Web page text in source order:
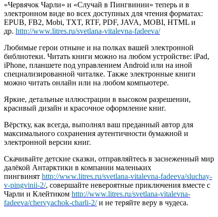
«Червячок Чарли» и «Случай в Пингвинии» теперь и в
электронном виде во всех доступных для чтения форматах:
EPUB, FB2, Mobi, TXT, RTF, PDF, JAVA, MOBI, HTML и
др. http://www.litres.ru/svetlana-vitalevna-fadeeva/
Любимые герои отныне и на полках вашей электронной
библиотеки. Читать книги можно на любом устройстве: iPad,
iPhone, планшете под управлением Android или на иной
специализированной читалке. Также электронные книги
можно читать онлайн или на любом компьютере.
Яркие, детальные иллюстрации в высоком разрешении,
красивый дизайн и красочное оформление книг.
Вёрстку, как всегда, выполнял ваш преданный автор для
максимального сохранения аутентичности бумажной и
электронной версии книг.
Скачивайте детские сказки, отправляйтесь в заснеженный мир
далёкой Антарктики в компании маленьких
пингвинят http://www.litres.ru/svetlana-vitalevna-fadeeva/sluchay-
v-pingvinii-2/, совершайте невероятные приключения вместе с
Чарли и Клейтиком http://www.litres.ru/svetlana-vitalevna-
fadeeva/chervyachok-charli-2/и не теряйте веру в чудеса.